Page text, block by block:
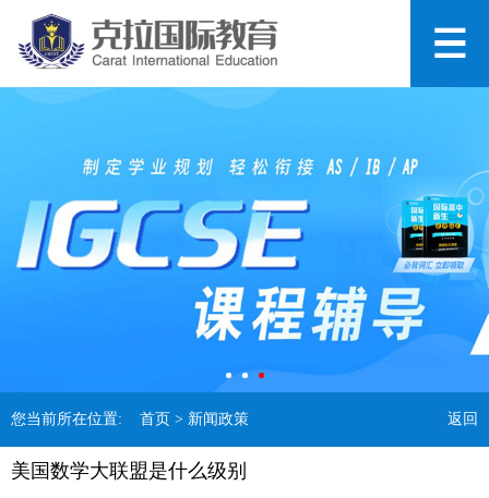
您当前所在位置: 首页 > 新闻政策 返回
美国数学大联盟是什么级别